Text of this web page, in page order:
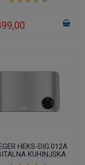
HEKS-DIG.012A
KUHINJSKA
INOX KUĆIŠTE